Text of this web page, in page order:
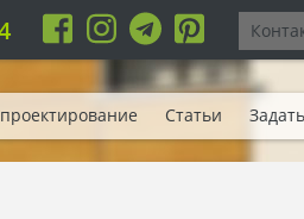
Статьи